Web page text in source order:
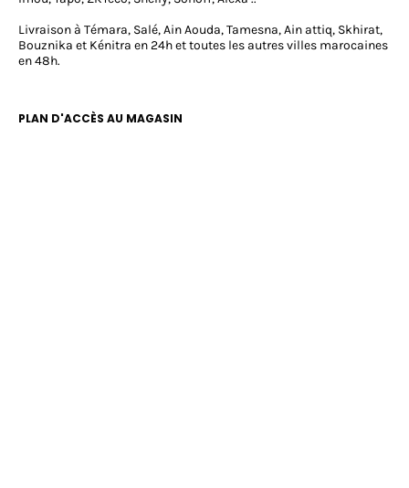
Livraison à Témara, Salé, Ain Aouda, Tamesna, Ain attiq, Skhirat,
Bouznika et Kénitra en 24h et toutes les autres villes marocaines
en 48h.
PLAN D'ACCÈS AU MAGASIN